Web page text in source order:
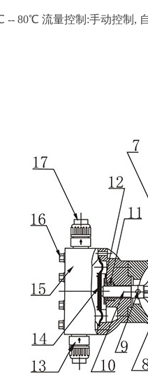
-- 80℃ 流量控制:手动控制,